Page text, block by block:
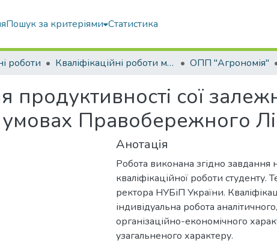
Пошук за критеріями Статистика
роботи Кваліфікаційні роботи магістрів ОПП "Агрономія"
сої
Правобережного
Анотація
Робота виконана згідно завдання
кваліфікаційної роботи
ректора НУБіП України.
індивідуальна робота
організаційно-економічного
узагальненого характеру.